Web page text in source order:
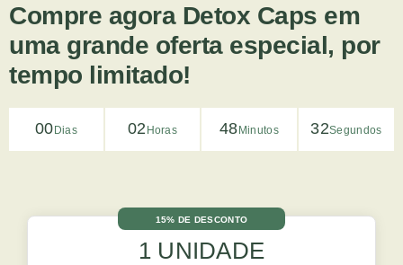
Compre agora Detox Caps em
uma grande oferta especial, por
tempo limitado!
00Dias 02 Horas 48Minutos 31Segundos
15% DE DESCONTO
1 UNIDADE